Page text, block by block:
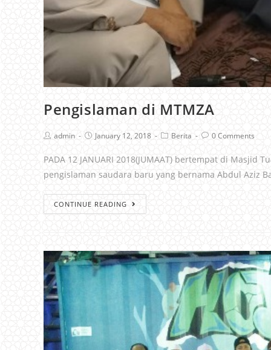
Pengislaman di MTMZA
admin January 12, 2018 Berita 0 Comments
PADA 12 JANUARI 2018(JUMAAT) bertempat di
pengislaman saudara baru yang bernama Abdul Aziz
CONTINUE READING